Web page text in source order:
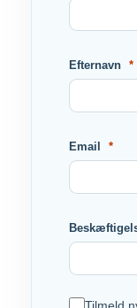
Efternavn
Email
Tilmeld